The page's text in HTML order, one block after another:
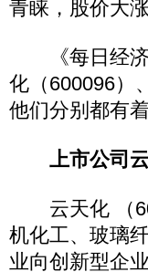
青睐，股价大涨
《每日经济
化（600096）
他们分别都有
上市公司
云天化 （
机化工、玻璃
业向创新型企